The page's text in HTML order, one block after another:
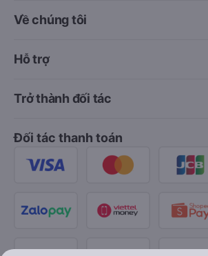
Về chúng tôi
Hỗ trợ
Trở thành đối tác
Đối tác thanh toán